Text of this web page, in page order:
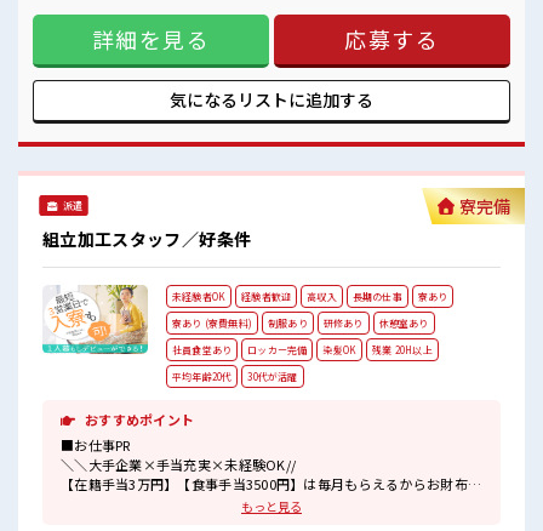
職場にはロッカー完備！
私物の置きすぎには注意が必要ですね★
残業がしっかりあるお仕事！
服があるので、 毎日の服装の悩み解消♪ ≪未経験OKの仕事
≫ 新しいことにチャレンジするのは不安だけど、 しっかり働
く環境が整っています！ イチからスキルUP・ステップUP目
指していきましょう！ ≪自分に向いている仕事が探せる≫ 困
った事などがあれば、 担当がしっかりサポートします！ ■職
場の雰囲気 活気あふれる20代活躍中の職場です☆ 一息つける
きすぎには注意が必要ですね★ 残業がしっかりあるお仕事！
詳細を見る 応募する
気になるリストに追加する
派遣
組立加工スタッフ／好条件
寮完備
未経験者OK 経験者歓迎 高収入 長期の仕事
寮あり
寮あり (寮費無料)
制服あり 研修あり
休憩室あり
社員食堂あり
ロッカー完備 染髪OK
残業 20H以上
平均年齢20代
30代が活躍
おすすめポイント
■お仕事PR
＼＼大手企業×手当充実×未経験OK//
【在籍手当3万円】【食事手当3500円】は毎月もらえるからお財布が
もっと見る